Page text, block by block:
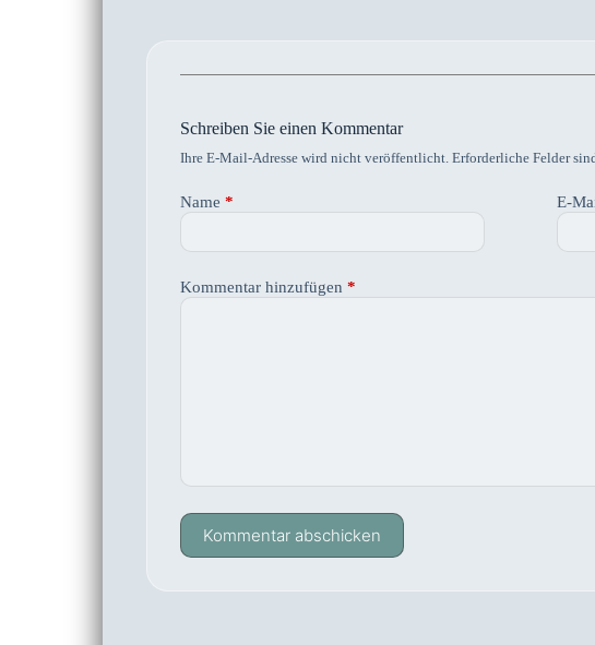
Schreiben Sie einen Kommentar
Ihre E-Mail-Adresse wird nicht veröffentlicht. Erforderliche Felder
Name * E-
Kommentar hinzufügen *
Kommentar abschicken